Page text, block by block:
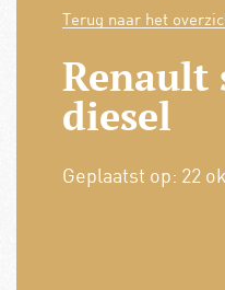
Terug naar het
Renault
diesel
Geplaatst op: 22